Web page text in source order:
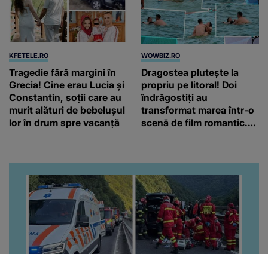
KFETELE.RO
Tragedie fără margini în
Grecia! Cine erau Lucia și
Constantin, soții care au
murit alături de bebelușul
lor în drum spre vacanță
WOWBIZ.RO
Dragostea plutește la
propriu pe litoral! Doi
îndrăgostiți au
transformat marea într-o
scenă de film romantic.